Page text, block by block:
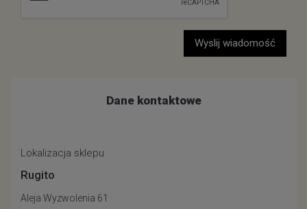
Wyslij wiadomość
Dane kontaktowe
Lokalizacja sklepu
Rugito
Aleja Wyzwolenia 61